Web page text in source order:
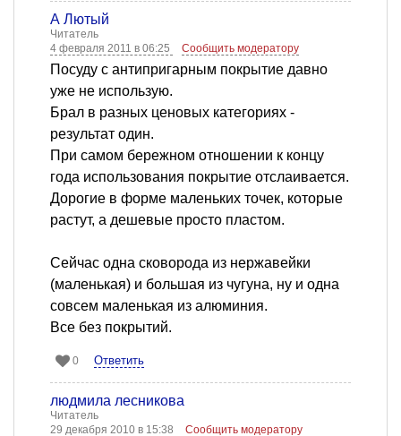
А Лютый
Читатель
4 февраля 2011 в 06:25
Сообщить модератору
Посуду с антипригарным покрытие давно
уже не использую.
Брал в разных ценовых категориях -
результат один.
При самом бережном отношении к концу
года использования покрытие отслаивается.
Дорогие в форме маленьких точек, которые
растут, а дешевые просто пластом.
Сейчас одна сковорода из нержавейки
(маленькая) и большая из чугуна, ну и одна
совсем маленькая из алюминия.
Все без покрытий.
0 Ответить
людмила лесникова
Читатель
29 декабря 2010 в 15:38
Сообщить модератору